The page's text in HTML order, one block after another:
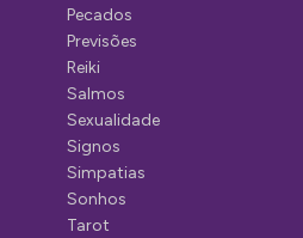
Pecados
Previsões
Reiki
Salmos
Sexualidade
Signos
Simpatias
Sonhos
Tarot